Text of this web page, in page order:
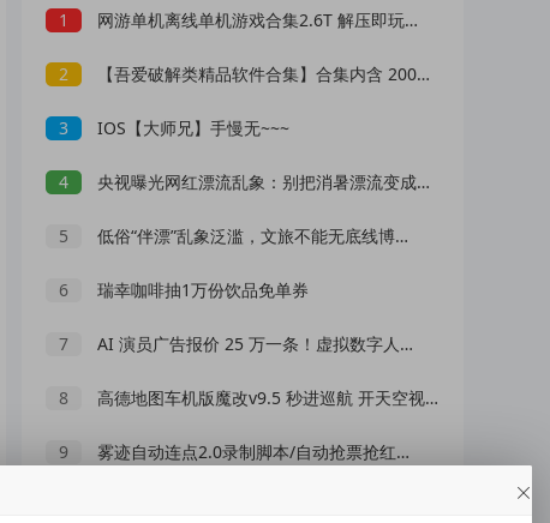
1 网游单机离线单机游戏合集2.6T 解压即玩 网盘下载 一键端免安装免配置
2 【吾爱破解类精品软件合集】合集内含 2000 +实用工具 【1.5GB】
3 IOS【大师兄】手慢无~~~
4 央视曝光网红漂流乱象：别把消暑漂流变成一场冒险赌命
5 低俗“伴漂”乱象泛滥，文旅不能无底线博流量
6 瑞幸咖啡抽1万份饮品免单券
7 AI 演员广告报价 25 万一条！虚拟数字人正在抢占真人演员市场？
8 高德地图车机版魔改v9.5 秒进巡航 开天空视角 保时捷字体
9 雾迹自动连点2.0录制脚本/自动抢票抢红包/游戏脚本